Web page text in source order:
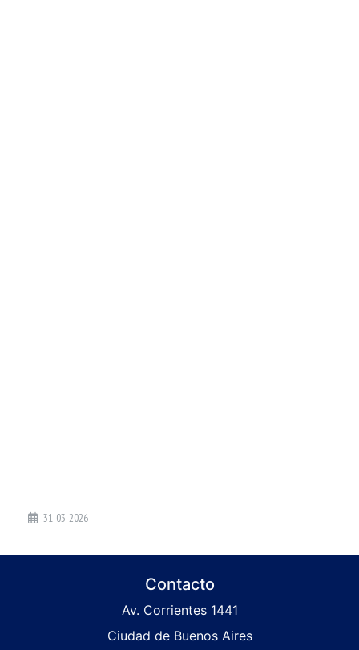
31-03-2026
Contacto
Av. Corrientes 1441
Ciudad de Buenos Aires